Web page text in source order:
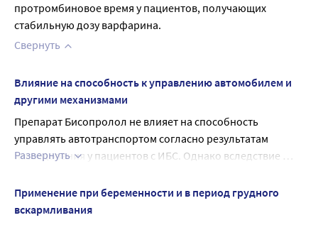
протромбиновое время у пациентов, получающих
стабильную дозу варфарина.
Свернуть
Влияние на способность к управлению автомобилем и
другими механизмами
Препарат Бисопролол не влияет на способность
управлять автотранспортом согласно результатам
исследования у пациентов с ИБС. Однако вследствие
автотранспортом или работать с технически сложными
механизмами может быть нарушена. На это следует
Развернуть
Применение при беременности и в период грудного
вскармливания